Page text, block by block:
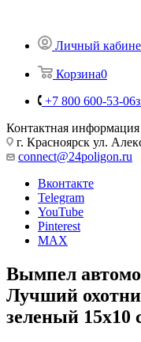
Личный
Корзина0
+7 800 600-53-06
Контактная информация
г. Красноярск ул.
connect@24poligon.ru
Вконтакте
Telegram
YouTube
Pinterest
MAX
Вымпел
Лучший
зеленый 15х10